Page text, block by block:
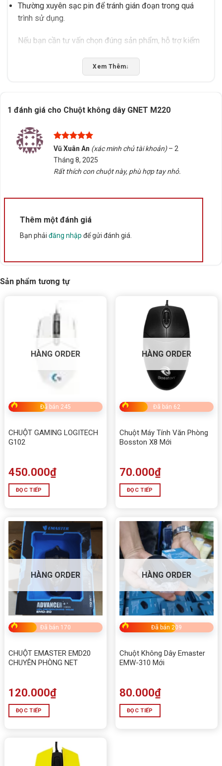
Thường xuyên sạc pin để tránh gián đoạn trong quá
trình sử dụng.
Nếu bạn cần tư vấn chọn đúng sản phẩm, hỗ trợ kiểm
Thuột, Đắk Lắk, hãy liên hệ Tấn Phát AD để được hỗ
trợ tận tâm. Chúng tôi cam kết cung cấp thông tin chính
Thông số kỹ thuật
Xem Thêm↓
1 đánh giá cho Chuột không dây GNET M220
Được xếp
hạng
55
sao
Vũ Xuân An (xác minh chủ tài khoản) – 2
Tháng 8, 2025
Rất thích con chuột này, phù hợp tay nhỏ.
Thêm một đánh giá
Bạn phải đăng nhập để gửi đánh giá.
Sản phẩm tương tự
HÀNG ORDER
Đã bán 245
CHUỘT GAMING LOGITECH
G102
450.000₫
ĐỌC TIẾP
HÀNG ORDER
Đã bán 62
Chuột Máy Tính Văn Phòng
Bosston X8 Mới
70.000₫
ĐỌC TIẾP
HÀNG ORDER
Đã bán 170
CHUỘT EMASTER EMD20
CHUYÊN PHÒNG NET
120.000₫
ĐỌC TIẾP
HÀNG ORDER
Đã bán 209
Chuột Không Dây Emaster
EMW-310 Mới
80.000₫
ĐỌC TIẾP